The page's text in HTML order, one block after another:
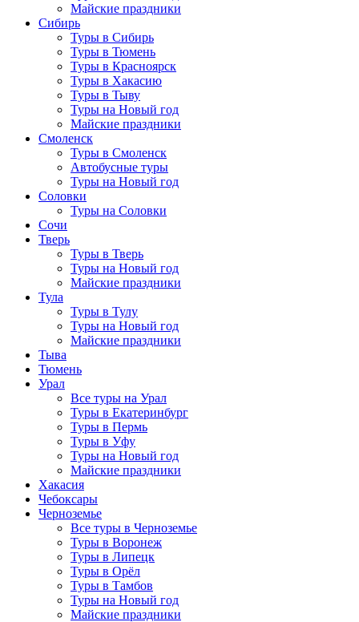
Майские праздники
Сибирь
Туры в Сибирь
Туры в Тюмень
Туры в Красноярск
Туры в Хакасию
Туры в Тыву
Туры на Новый год
Майские праздники
Смоленск
Туры в Смоленск
Автобусные туры
Туры на Новый год
Соловки
Туры на Соловки
Сочи
Тверь
Туры в Тверь
Туры на Новый год
Майские праздники
Тула
Туры в Тулу
Туры на Новый год
Майские праздники
Тыва
Тюмень
Урал
Все туры на Урал
Туры в Екатеринбург
Туры в Пермь
Туры в Уфу
Туры на Новый год
Майские праздники
Хакасия
Чебоксары
Черноземье
Все туры в Черноземье
Туры в Воронеж
Туры в Липецк
Туры в Орёл
Туры в Тамбов
Туры на Новый год
Майские праздники